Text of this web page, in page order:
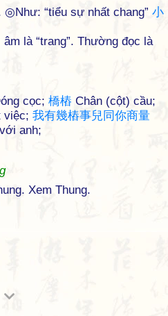
“tiểu sự nhất chang” 小
là “trang”. Thường đọc là
cọc; 橋樁 Chân (cột) cầu;
việc; 我有幾樁事兒同你商量
anh;
Xem Thung.